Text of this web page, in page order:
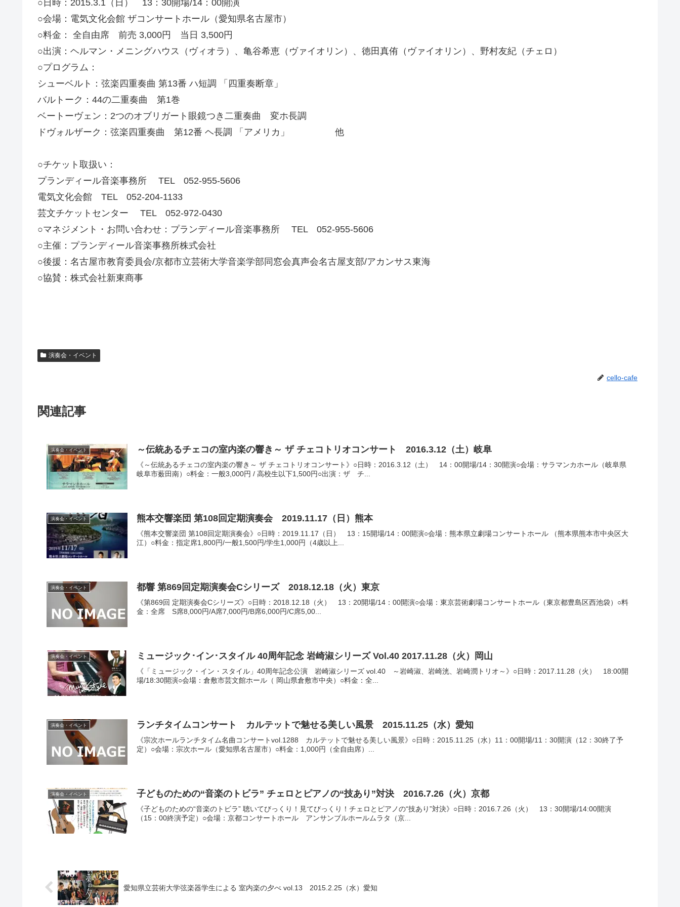
○日時：2015.3.1（日） 13：30開場/14：00開演
○会場：電気文化会館 ザコンサートホール（愛知県名古屋市）
○料金： 全自由席 前売 3,000円 当日 3,500円
○出演：ヘルマン・メニングハウス（ヴィオラ）、亀谷希恵（ヴァイオリン）、徳田真侑（ヴァイオリン）、野村友紀（チェロ）
○プログラム：
シューベルト：弦楽四重奏曲 第13番 ハ短調 「四重奏断章」
バルトーク：44の二重奏曲 第1巻
ベートーヴェン：2つのオブリガート眼鏡つき二重奏曲 変ホ長調
ドヴォルザーク：弦楽四重奏曲 第12番 ヘ長調 「アメリカ」 他
○チケット取扱い：
プランディール音楽事務所 TEL 052‐955-5606
電気文化会館 TEL 052-204-1133
芸文チケットセンター TEL 052‐972-0430
○マネジメント・お問い合わせ：プランディール音楽事務所 TEL 052‐955-5606
○主催：プランディール音楽事務所株式会社
○後援：名古屋市教育委員会/京都市立芸術大学音楽学部同窓会真声会名古屋支部/アカンサス東海
○協賛：株式会社新東商事
演奏会・イベント
cello-cafe
関連記事
演奏会・イベント ～伝統あるチェコの室内楽の響き～ ザ チェコトリオコンサート 2016.3.12（土）岐阜
《～伝統あるチェコの室内楽の響き～ ザ チェコトリオコンサート》○日時：2016.3.12（土） 14：00開場/14：30開演○会場：サラマンカホール（岐阜県
岐阜市薮田南）○料金：一般3,000円 / 高校生以下1,500円○出演：ザ チ...
演奏会・イベント 熊本交響楽団 第108回定期演奏会 2019.11.17（日）熊本
《熊本交響楽団 第108回定期演奏会》○日時：2019.11.17（日） 13：15開場/14：00開演○会場：熊本県立劇場コンサートホール （熊本県熊本市中央区大
江）○料金：指定席1,800円/一般1,500円/学生1,000円（4歳以上...
演奏会・イベント 都響 第869回定期演奏会Cシリーズ 2018.12.18（火）東京
《第869回 定期演奏会Cシリーズ》○日時：2018.12.18（火） 13：20開場/14：00開演○会場：東京芸術劇場コンサートホール（東京都豊島区西池袋）○料
金：全席 S席8,000円/A席7,000円/B席6,000円/C席5,00...
演奏会・イベント ミュージック･イン･スタイル 40周年記念 岩崎淑シリーズ Vol.40 2017.11.28（火）岡山
《「ミュージック・イン・スタイル」40周年記念公演 岩崎淑シリーズ vol.40 ～岩崎淑、岩崎洸、岩崎潤トリオ～》○日時：2017.11.28（火） 18:00開
場/18:30開演○会場：倉敷市芸文館ホール（ 岡山県倉敷市中央）○料金：全...
演奏会・イベント ランチタイムコンサート カルテットで魅せる美しい風景 2015.11.25（水）愛知
《宗次ホールランチタイム名曲コンサートvol.1288 カルテットで魅せる美しい風景》○日時：2015.11.25（水）11：00開場/11：30開演（12：30終了予
定）○会場：宗次ホール（愛知県名古屋市）○料金：1,000円（全自由席）...
演奏会・イベント 子どものための“音楽のトビラ” チェロとピアノの“技あり”対決 2016.7.26（火）京都
《子どものための“音楽のトビラ” 聴いてびっくり！見てびっくり！チェロとピアノの“技あり”対決》○日時：2016.7.26（火） 13：30開場/14:00開演
（15：00終演予定）○会場：京都コンサートホール アンサンブルホールムラタ（京...
愛知県立芸術大学弦楽器学生による 室内楽の夕べ vol.13 2015.2.25（水）愛知